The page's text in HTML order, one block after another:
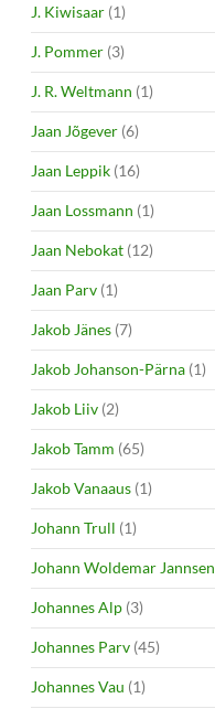
J. Kiwisaar (1)
J. Pommer (3)
J. R. Weltmann (1)
Jaan Jõgever (6)
Jaan Leppik (16)
Jaan Lossmann (1)
Jaan Nebokat (12)
Jaan Parv (1)
Jakob Jänes (7)
Jakob Johanson-Pärna (1)
Jakob Liiv (2)
Jakob Tamm (65)
Jakob Vanaaus (1)
Johann Trull (1)
Johann Woldemar Jannsen
Johannes Alp (3)
Johannes Parv (45)
Johannes Vau (1)